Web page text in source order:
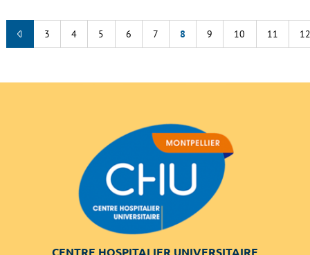
3 4 5 6 7 8 9 10 11 12
CENTRE HOSPITALIER UNIVERSITAIRE